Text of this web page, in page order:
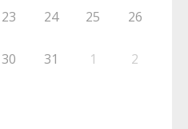
23 24 25 26
30 31 1 2